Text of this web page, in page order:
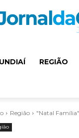
REGIÃO
Região "Natal